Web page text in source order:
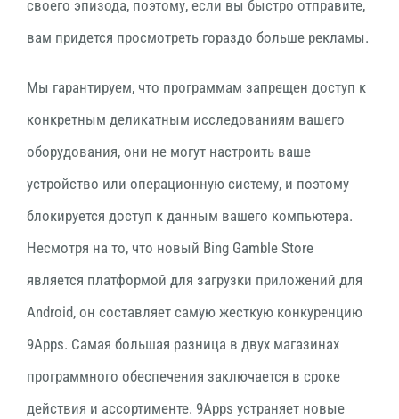
своего эпизода, поэтому, если вы быстро отправите,
вам придется просмотреть гораздо больше рекламы.
Мы гарантируем, что программам запрещен доступ к
конкретным деликатным исследованиям вашего
оборудования, они не могут настроить ваше
устройство или операционную систему, и поэтому
блокируется доступ к данным вашего компьютера.
Несмотря на то, что новый Bing Gamble Store
является платформой для загрузки приложений для
Android, он составляет самую жесткую конкуренцию
9Apps. Самая большая разница в двух магазинах
программного обеспечения заключается в сроке
действия и ассортименте. 9Apps устраняет новые